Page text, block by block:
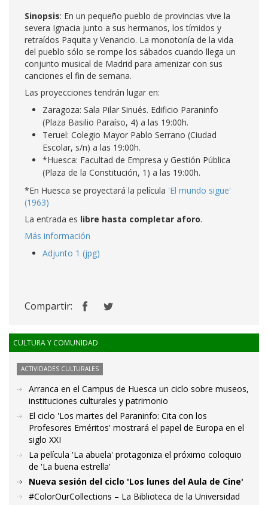
Sinopsis: En un pequeño pueblo de provincias vive la
severa Ignacia junto a sus hermanos, los tímidos y
retraídos Paquita y Venancio. La monotonía de la vida
del pueblo sólo se rompe los sábados cuando llega un
conjunto musical de Madrid para amenizar con sus
canciones el fin de semana.
Las proyecciones tendrán lugar en:
Zaragoza: Sala Pilar Sinués. Edificio Paraninfo
(Plaza Basilio Paraíso, 4) a las 19:00h.
Teruel: Colegio Mayor Pablo Serrano (Ciudad
Escolar, s/n) a las 19:00h.
*Huesca: Facultad de Empresa y Gestión Pública
(Plaza de la Constitución, 1) a las 19:00h.
*En Huesca se proyectará la película 'El mundo sigue'
(1963)
La entrada es libre hasta completar aforo.
Más información
Adjunto 1 (jpg)
Compartir:
CULTURA Y COMUNIDAD
ACTIVIDADES CULTURALES
Arranca en el Campus de Huesca un ciclo sobre museos,
instituciones culturales y patrimonio
El ciclo 'Los martes del Paraninfo: Cita con los
Profesores Eméritos' mostrará el papel de Europa en el
siglo XXI
La película 'La abuela' protagoniza el próximo coloquio
de 'La buena estrella'
Nueva sesión del ciclo 'Los lunes del Aula de Cine'
#ColorOurCollections – La Biblioteca de la Universidad